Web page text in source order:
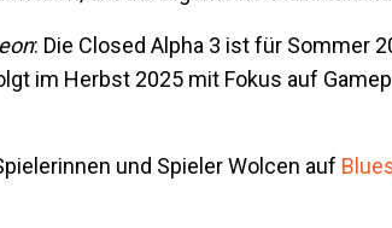
: Die Closed Alpha 3 ist für Sommer
im Herbst 2025 mit Fokus auf
und Spieler Wolcen auf